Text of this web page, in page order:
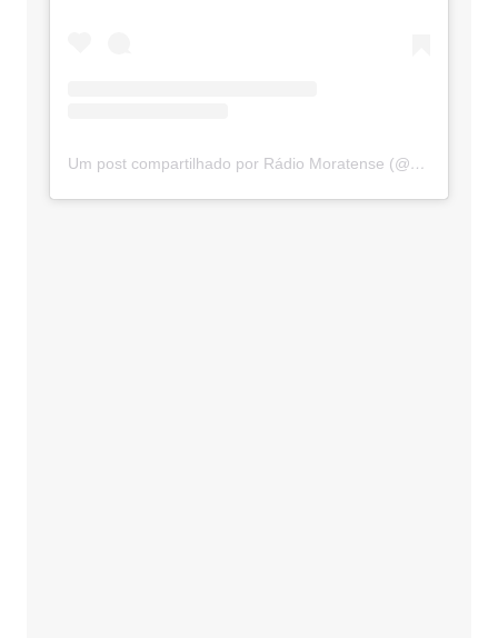
Um post compartilhado por Rádio Moratense (@radio_moratense)